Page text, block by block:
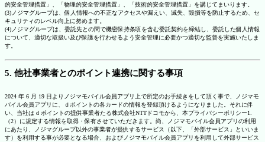
的安全管理措置」、「物理的安全管理措置」、「技術的安全管理措置」を講じてまいります。
(3)ノジマグループは、個人情報への不正なアクセスや漏えい、滅失、毀損等を防止するため、セ
キュリティのレベル向上に努めます。
(4)ノジマグループは、委託先との間で機密保持条項を含む委託契約を締結し、委託した個人情報
について、適切な取扱い及び保護を行わせるよう安全管理に必要かつ適切な監督を実施いたしま
す。
5. 他社事業者とのポイント連携に関する事項
2024 年 6 月 19 日よりノジマモバイル会員アプリ上で所定のお手続きをして頂く事で、ノジマモ
バイル会員アプリに、ｄポイントの各カードの情報を登録頂けるようになりました。それに伴
い、当社は d ポイントの提供事業者たる株式会社NTTドコモから、本プライバシーポリシー1.
（2）に規定する情報を取得・保有させていただきます。尚、ノジマモバイル会員アプリの利用
にあたり、ノジマグループ以外の事業者が提供するサービス（以下、「外部サービス」といいま
す）を利用する事が必要となる場合、およびノジマモバイル会員アプリを利用して外部サービス